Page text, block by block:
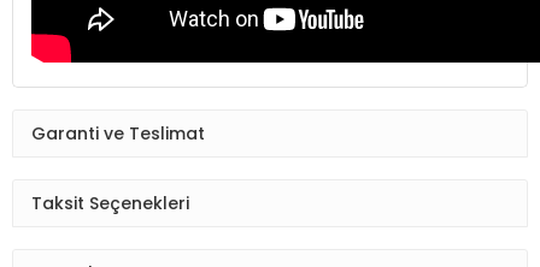
Garanti ve Teslimat
Taksit Seçenekleri